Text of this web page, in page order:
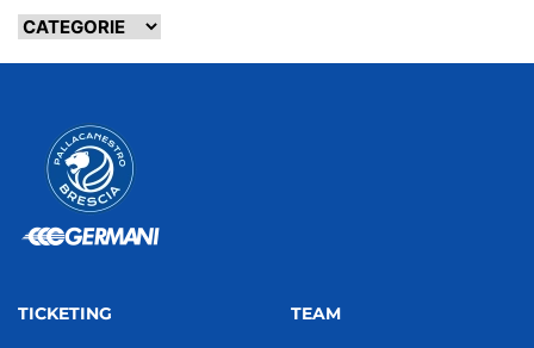
TICKETING TEAM